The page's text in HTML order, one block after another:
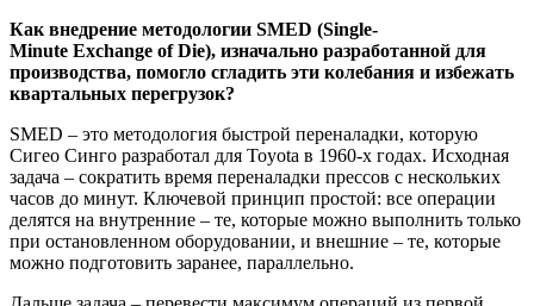
Как внедрение методологии SMED (Single-
Minute Exchange of Die), изначально разработанной для
производства, помогло сгладить эти колебания и избежать
квартальных перегрузок?
SMED – это методология быстрой переналадки, которую
Сигео Синго разработал для Toyota в 1960-х годах. Исходная
задача – сократить время переналадки прессов с нескольких
часов до минут. Ключевой принцип простой: все операции
делятся на внутренние – те, которые можно выполнить только
при остановленном оборудовании, и внешние – те, которые
можно подготовить заранее, параллельно.